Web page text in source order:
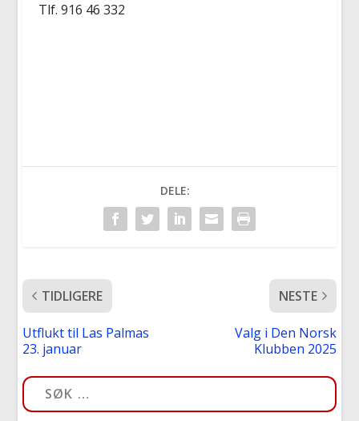
Tlf. 916 46 332
DELE:
TIDLIGERE
Utflukt til Las Palmas
23. januar
NESTE
Valg i Den Norsk
Klubben 2025